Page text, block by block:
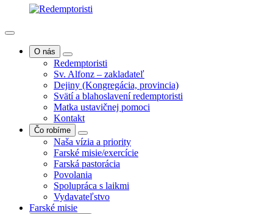
O nás
Redemptoristi
Sv. Alfonz – zakladateľ
Dejiny (Kongregácia, provincia)
Svätí a blahoslavení redemptoristi
Matka ustavičnej pomoci
Kontakt
Čo robíme
Naša vízia a priority
Farské misie/exercície
Farská pastorácia
Povolania
Spolupráca s laikmi
Vydavateľstvo
Farské misie